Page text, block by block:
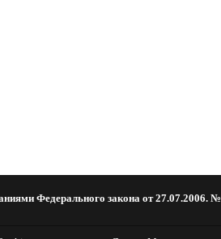
Федерального закона от 27.07.2006. №